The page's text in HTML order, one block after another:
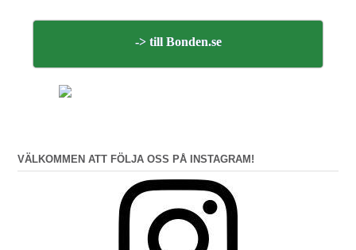
-> till Bonden.se
VÄLKOMMEN ATT FÖLJA OSS PÅ INSTAGRAM!